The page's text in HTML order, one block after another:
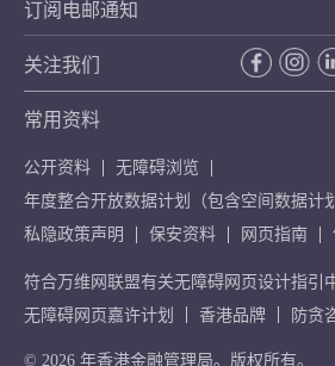
订阅电邮通知
关注我们
常用资料
公开资料
无障碍浏览
年度整合开放数据计划（包含空间数据计
私隐政策声明
保安资料 网页指南
符合万维网联盟有关无障碍网页设计指引
无障碍网页嘉许计划
香港品牌 防贪
© 2026 年香港金融管理局。版权所有。